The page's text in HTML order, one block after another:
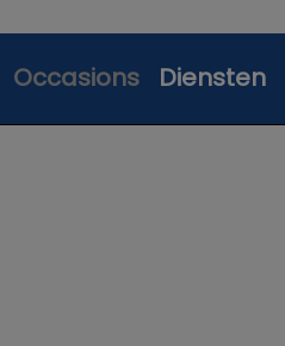
Occasions Diensten